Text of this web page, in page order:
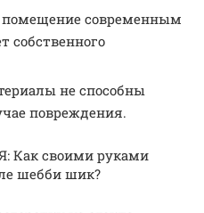
помещение современным
собственного
не способны
повреждения.
своими руками
шебби шик?